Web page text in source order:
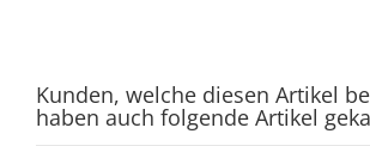
Kunden, welche diesen Artikel
haben auch folgende Artikel